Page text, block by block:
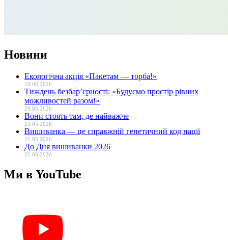
Новини
Екологічна акція «Пакетам — торба!»
29.06.2026
Тиждень безбар’єрності: «Будуємо простір рівних
можливостей разом!»
29.05.2026
Вони стоять там, де найважче
23.05.2026
Вишиванка — це справжній генетичний код нації
21.05.2026
До Дня вишиванки 2026
21.05.2026
Ми в YouTube